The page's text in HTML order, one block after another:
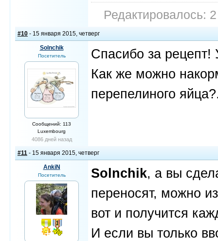
Редактировалось:
#10 - 15 января 2015, четверг
Solnchik
Посетитель
Сообщений: 113
Luxembourg
4086 дней назад
Спасибо за рецепт!
Как же можно
перепелиного
#11 - 15 января 2015, четверг
AnkiN
Посетитель Solnchik, а вы
переносят, можно
вот и получится
И если вы только